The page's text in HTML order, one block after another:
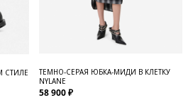
СТИЛЕ
ТЕМНО-СЕРАЯ ЮБКА-МИДИ В КЛЕТКУ
NYLANE
58 900 ₽